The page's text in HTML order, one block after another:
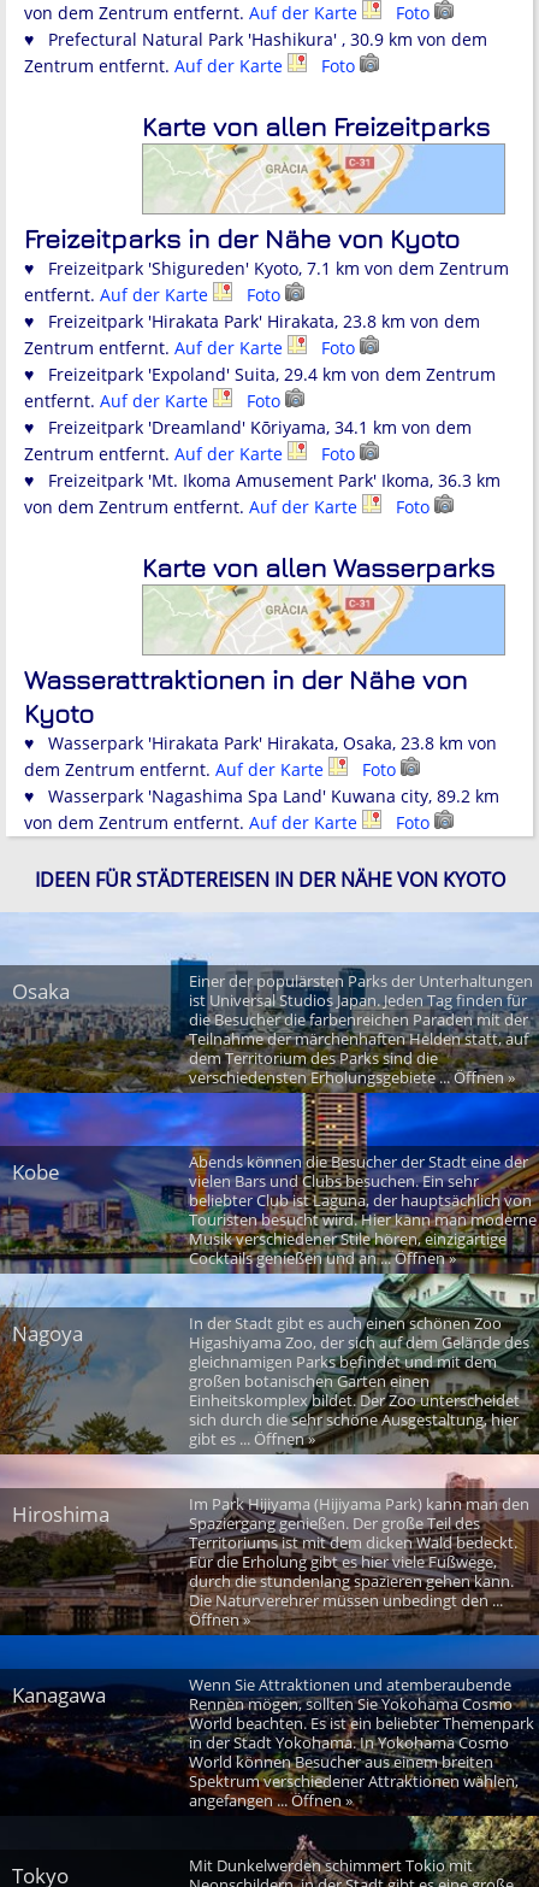
von dem Zentrum entfernt. Auf der Karte
Foto
♥ Prefectural Natural Park 'Hashikura' , 30.9 km von dem
Zentrum entfernt. Auf der Karte Foto
Karte von allen Freizeitparks
Freizeitparks in der Nähe von Kyoto
♥ Freizeitpark 'Shigureden' Kyoto, 7.1 km von dem Zentrum
entfernt. Auf der Karte
Foto
♥ Freizeitpark 'Hirakata Park' Hirakata, 23.8 km von dem
Zentrum entfernt. Auf der Karte
Foto
♥ Freizeitpark 'Expoland' Suita, 29.4 km von dem Zentrum
entfernt. Auf der Karte
Foto
♥ Freizeitpark 'Dreamland' Kōriyama, 34.1 km von dem
Zentrum entfernt. Auf der Karte
Foto
♥ Freizeitpark 'Mt. Ikoma Amusement Park' Ikoma, 36.3 km
von dem Zentrum entfernt. Auf der Karte Foto
Karte von allen Wasserparks
Wasserattraktionen in der Nähe von
Kyoto
♥ Wasserpark 'Hirakata Park' Hirakata, Osaka, 23.8 km von
dem Zentrum entfernt. Auf der Karte
Foto
♥ Wasserpark 'Nagashima Spa Land' Kuwana city, 89.2 km
von dem Zentrum entfernt. Auf der Karte Foto
IDEEN FÜR STÄDTEREISEN IN DER NÄHE VON KYOTO
Osaka
Einer der populärsten Parks der Unterhaltungen
ist Universal Studios Japan. Jeden Tag finden für
die Besucher die farbenreichen Paraden mit der
Teilnahme der märchenhaften Helden statt, auf
dem Territorium des Parks sind die
verschiedensten Erholungsgebiete ... Öffnen »
Kobe
Abends können die Besucher der Stadt eine der
vielen Bars und Clubs besuchen. Ein sehr
beliebter Club ist Laguna, der hauptsächlich von
Touristen besucht wird. Hier kann man moderne
Musik verschiedener Stile hören, einzigartige
Cocktails genießen und an ... Öffnen »
Nagoya
In der Stadt gibt es auch einen schönen Zoo
Higashiyama Zoo, der sich auf dem Gelände des
gleichnamigen Parks befindet und mit dem
großen botanischen Garten einen
Einheitskomplex bildet. Der Zoo unterscheidet
sich durch die sehr schöne Ausgestaltung, hier
gibt es ... Öffnen »
Hiroshima
Im Park Hijiyama (Hijiyama Park) kann man den
Spaziergang genießen. Der große Teil des
Territoriums ist mit dem dicken Wald bedeckt.
Für die Erholung gibt es hier viele Fußwege,
durch die stundenlang spazieren gehen kann.
Die Naturverehrer müssen unbedingt den ...
Öffnen »
Kanagawa
Wenn Sie Attraktionen und atemberaubende
Rennen mögen, sollten Sie Yokohama Cosmo
World beachten. Es ist ein beliebter Themenpark
in der Stadt Yokohama. In Yokohama Cosmo
World können Besucher aus einem breiten
Spektrum verschiedener Attraktionen wählen,
angefangen ... Öffnen »
Tokyo
Mit Dunkelwerden schimmert Tokio mit